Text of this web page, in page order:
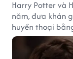
Harry Potter và
năm, đưa khán
huyền thoại